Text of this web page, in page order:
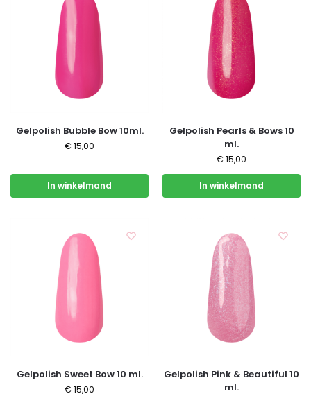
Gelpolish Bubble Bow 10ml.
€ 15,00
In winkelmand
Gelpolish Pearls & Bows 10
ml.
€ 15,00
In winkelmand
Gelpolish Sweet Bow 10 ml.
€ 15,00
Gelpolish Pink & Beautiful 10
ml.